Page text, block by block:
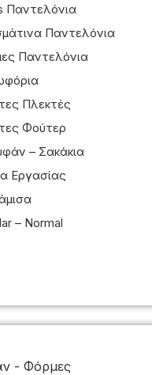
Παντελόνια
Παντελόνια
Παντελόνια
Πλεκτές
Φούτερ
– Σακάκια
Εργασίας
– Normal
- Φόρμες